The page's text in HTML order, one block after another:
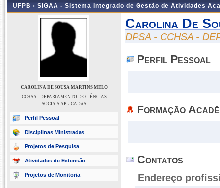
UFPB › SIGAA - Sistema Integrado de Gestão de Atividades
CAROLINA DE SOUSA MARTINS MELO
CCHSA - DEPARTAMENTO DE CIÊNCIAS
SOCIAIS APLICADAS
Perfil Pessoal
Disciplinas Ministradas
Projetos de Pesquisa
Atividades de Extensão
Projetos de Monitoria
Carolina De
DPSA - CCHSA -
Perfil Pessoal
Formação
Contatos
Endereço